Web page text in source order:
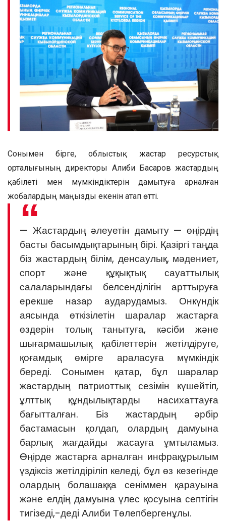
Сонымен бірге, облыстық жастар ресурстық
орталығының директоры Алиби Басаров жастардың
қабілеті мен мүмкіндіктерін дамытуға арналған
жобалардың маңызды екенін атап өтті.
— Жастардың әлеуетін дамыту — өңірдің
басты басымдықтарының бірі. Қазіргі таңда
біз жастардың білім, денсаулық, мәдениет,
спорт және құқықтық сауаттылық
салаларындағы белсенділігін арттыруға
ерекше назар аударудамыз. Онкүндік
аясында өткізілетін шаралар жастарға
өздерін толық танытуға, кәсіби және
шығармашылық қабілеттерін жетілдіруге,
қоғамдық өмірге араласуға мүмкіндік
береді. Сонымен қатар, бұл шаралар
жастардың патриоттық сезімін күшейтіп,
ұлттық құндылықтарды насихаттауға
бағытталған. Біз жастардың әрбір
бастамасын қолдап, олардың дамуына
барлық жағдайды жасауға ұмтыламыз.
Өңірде жастарға арналған инфрақұрылым
үздіксіз жетілдіріліп келеді, бұл өз кезегінде
олардың болашаққа сеніммен қарауына
және елдің дамуына үлес қосуына септігін
тигізеді,-деді Алиби Төлепбергенұлы.